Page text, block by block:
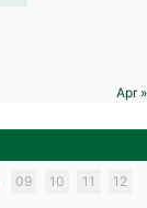
Apr »
09 10 11 12